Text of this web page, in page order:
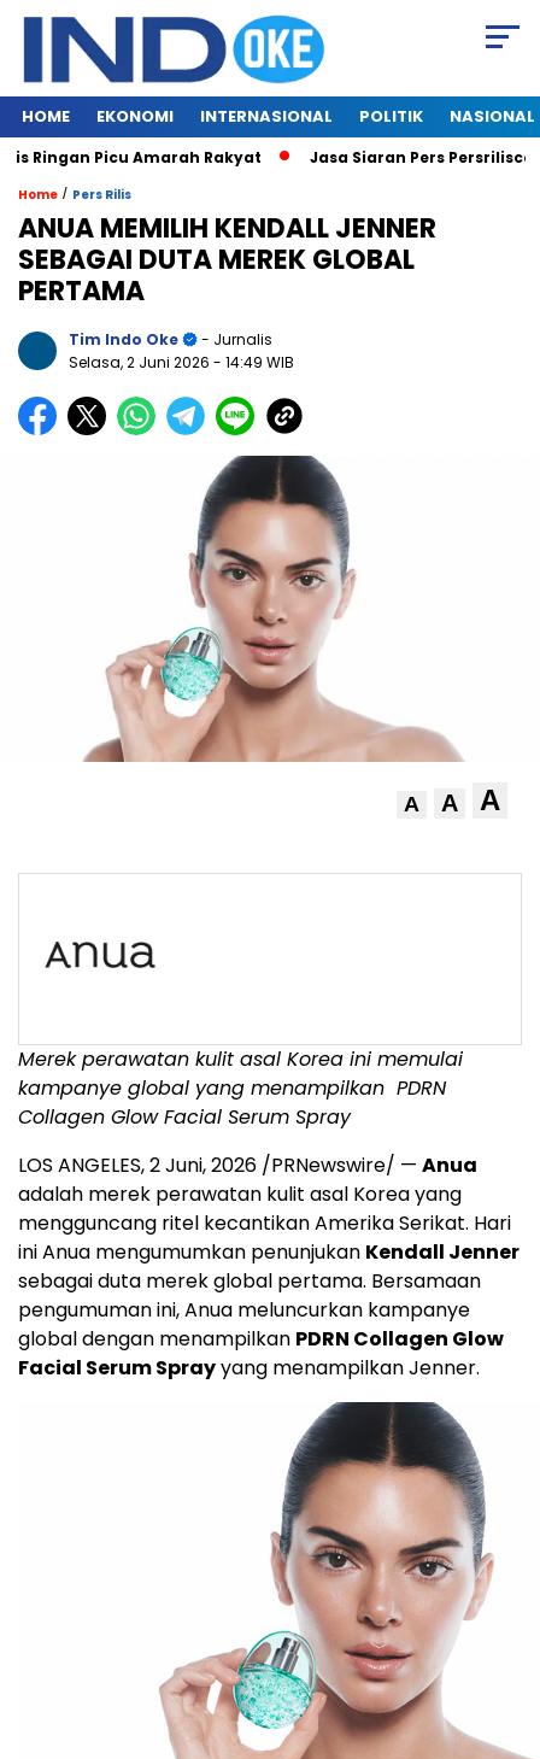
HOME EKONOMI INTERNASIONAL POLITIK NASIONAL
Picu Amarah Rakyat Jasa Siaran Pers Persriliscom
Home / Pers Rilis
ANUA MEMILIH KENDALL JENNER
SEBAGAI DUTA MEREK GLOBAL
PERTAMA
Tim Indo Oke
- Jurnalis
Selasa, 2 Juni 2026 - 14:49 WIB
A A A
Merek perawatan kulit asal Korea ini memulai
kampanye global yang menampilkan PDRN
Collagen Glow Facial Serum Spray
LOS ANGELES,2 Juni, 2026 /PRNewswire/ — Anua
adalah merek perawatan kulit asal Korea yang
mengguncang ritel kecantikan Amerika Serikat. Hari
ini Anua mengumumkan penunjukan Kendall Jenner
sebagai duta merek global pertama. Bersamaan
pengumuman ini, Anua meluncurkan kampanye
global dengan menampilkan PDRN Collagen Glow
Facial Serum Sprayyang menampilkan Jenner.